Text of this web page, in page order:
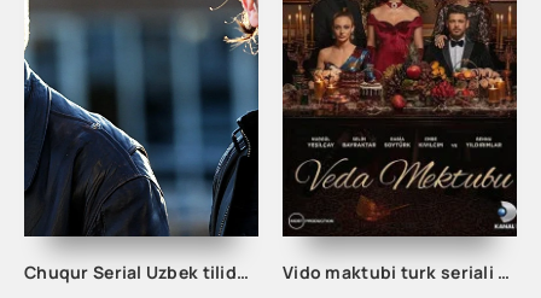
Chuqur Serial Uzbek tilida 1. 2. 3. 10. 20. 30. 40. 50. 60. 70. 80. 90. 100. 150. 200 Qism O'zbek tilida Chuqir Seryali Barcha qismlar Vido maktubi turk seriali barcha qismlar uzbek tilida